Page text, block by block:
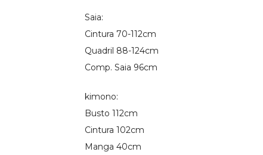
Saia:
Cintura 70-112cm
Quadril 88-124cm
Comp. Saia 96cm
kimono:
Busto 112cm
Cintura 102cm
Manga 40cm